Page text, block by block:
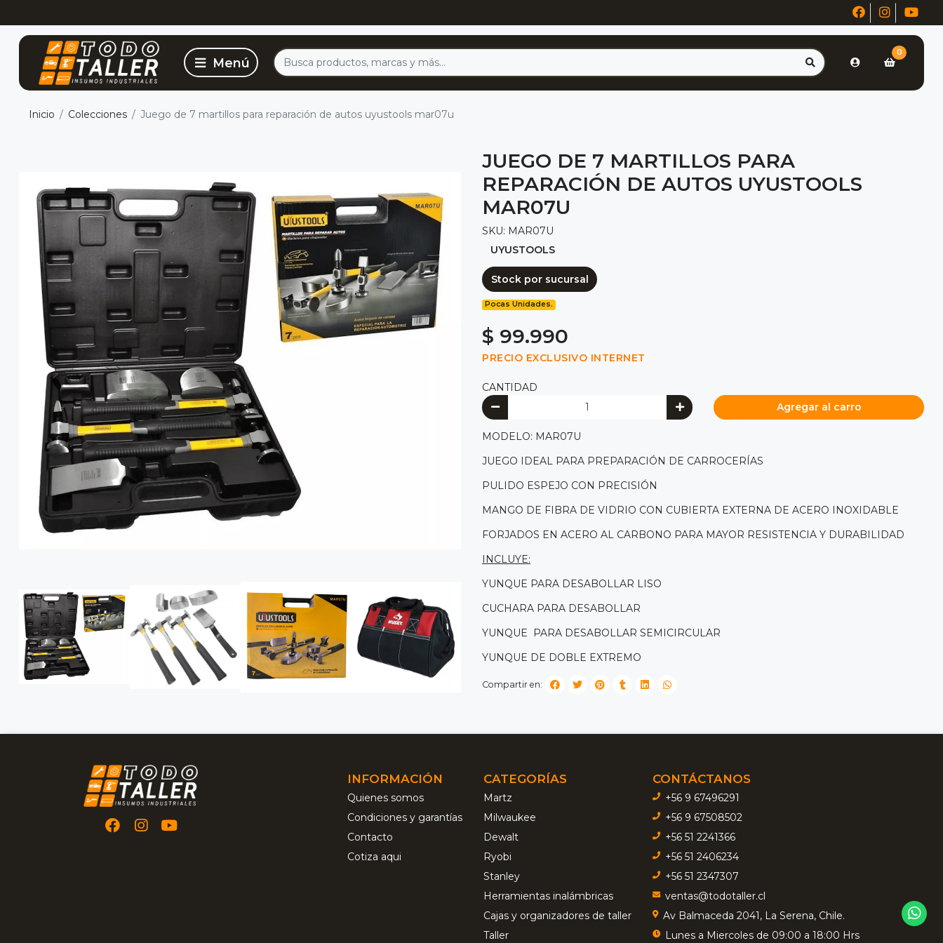
0
Inicio Colecciones Juego de 7 martillos para reparación de autos uyustools mar07u
JUEGO DE 7 MARTILLOS PARA
REPARACIÓN DE AUTOS UYUSTOOLS
MAR07U
SKU: MAR07U
UYUSTOOLS
Stock por sucursal
Pocas Unidades.
$ 99.990
PRECIO EXCLUSIVO INTERNET
CANTIDAD
Agregar al carro
MODELO: MAR07U
JUEGO IDEAL PARA PREPARACIÓN DE CARROCERÍAS
PULIDO ESPEJO CON PRECISIÓN
MANGO DE FIBRA DE VIDRIO CON CUBIERTA EXTERNA DE ACERO INOXIDABLE
FORJADOS EN ACERO AL CARBONO PARA MAYOR RESISTENCIA Y DURABILIDAD
INCLUYE:
YUNQUE PARA DESABOLLAR LISO
CUCHARA PARA DESABOLLAR
YUNQUE PARA DESABOLLAR SEMICIRCULAR
YUNQUE DE DOBLE EXTREMO
Compartir en:
INFORMACIÓN
Quienes somos
Condiciones y garantías
Contacto
Cotiza aqui
CATEGORÍAS
Martz
Milwaukee
Dewalt
Ryobi
Stanley
Herramientas inalámbricas
Cajas y organizadores de taller
Taller
CONTÁCTANOS
+56 9 67496291
+56 9 67508502
+56 51 2241366
+56 51 2406234
+56 51 2347307
ventas@todotaller.cl
Av Balmaceda 2041, La Serena, Chile.
Lunes a Miercoles de 09:00 a 18:00 Hrs